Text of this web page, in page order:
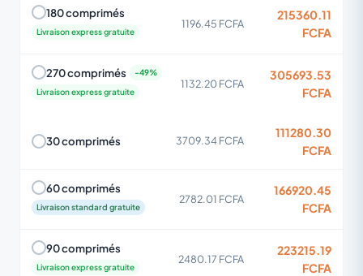
180 comprimés
Livraison express gratuite
1196.45 FCFA
215360.11
FCFA
270 comprimés
Livraison express gratuite
1132.20 FCFA
305693.53
FCFA
30 comprimés 3709.34 FCFA
111280.30
FCFA
60 comprimés
Livraison standard gratuite
2782.01 FCFA
166920.45
FCFA
90 comprimés
Livraison express gratuite
2480.17 FCFA
223215.19
FCFA